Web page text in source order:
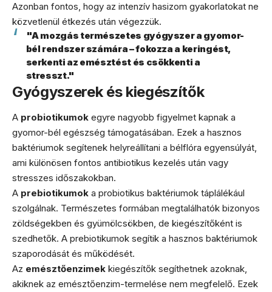
Azonban fontos, hogy az intenzív hasizom gyakorlatokat ne
közvetlenül étkezés után végezzük.
"A mozgás természetes gyógyszer a gyomor-
bél rendszer számára – fokozza a keringést,
serkenti az emésztést és csökkenti a
stresszt."
Gyógyszerek és kiegészítők
A probiotikumok egyre nagyobb figyelmet kapnak a
gyomor-bél egészség támogatásában. Ezek a hasznos
baktériumok segítenek helyreállítani a bélflóra egyensúlyát,
ami különösen fontos antibiotikus kezelés után vagy
stresszes időszakokban.
A prebiotikumok a probiotikus baktériumok táplálékául
szolgálnak. Természetes formában megtalálhatók bizonyos
zöldségekben és gyümölcsökben, de kiegészítőként is
szedhetők. A prebiotikumok segítik a hasznos baktériumok
szaporodását és működését.
Az emésztőenzimek kiegészítők segíthetnek azoknak,
akiknek az emésztőenzim-termelése nem megfelelő. Ezek